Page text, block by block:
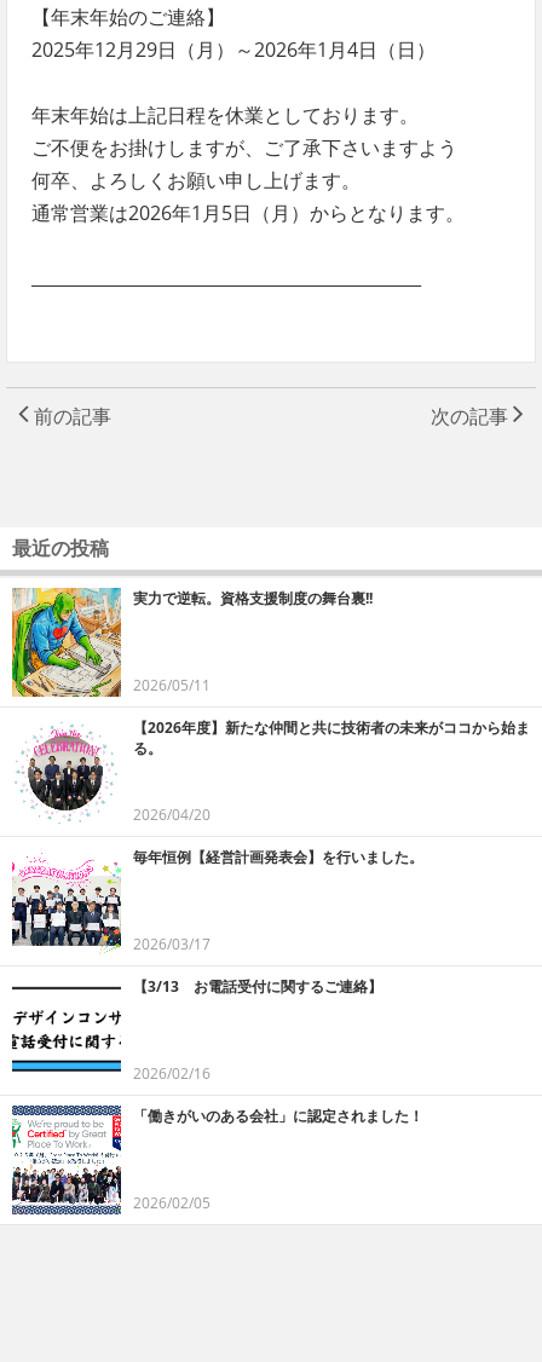
【年末年始のご連絡】
2025年12月29日（月）～2026年1月4日（日）
年末年始は上記日程を休業としております。
ご不便をお掛けしますが、ご了承下さいますよう
何卒、よろしくお願い申し上げます。
通常営業は2026年1月5日（月）からとなります。
前の記事 次の記事
最近の投稿
実力で逆転。資格支援制度の舞台裏!!
2026/05/11
【2026年度】新たな仲間と共に技術者の未来がココから始ま
る。
2026/04/20
毎年恒例【経営計画発表会】を行いました。
2026/03/17
【3/13 お電話受付に関するご連絡】
2026/02/16
「働きがいのある会社」に認定されました！
2026/02/05